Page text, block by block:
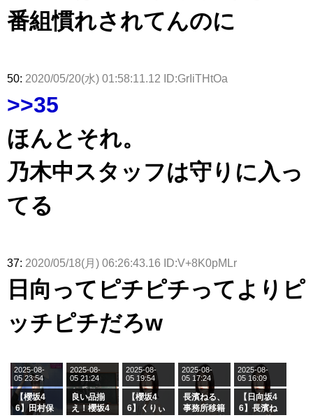
番組慣れされてんのに
50: 2020/05/20(水) 01:58:11.12 ID:GrIiTHtOa
>>35
ほんとそれ。
乃木中スタッフは守りに入っ
てる
37: 2020/05/18(月) 06:26:43.16 ID:V+8K0pMLr
日向ってピチピチってよりピ
ッチピチだろw
【櫻坂4
6】田村保
2025-08-
05 23:54
良い品揃
え！櫻坂4
2025-08-
05 21:24
【櫻坂4
6】くりぃ
2025-08-
05 19:54
長濱ねる、
事務所移籍
2025-08-
05 17:24
【日向坂4
6】長濱ね
2025-08-
05 16:09